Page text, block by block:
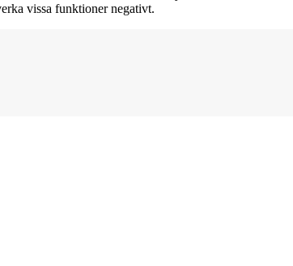
vissa funktioner negativt.